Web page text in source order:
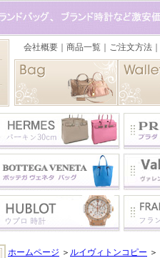
ホームページ ＞ ルイヴィトンコピー ＞